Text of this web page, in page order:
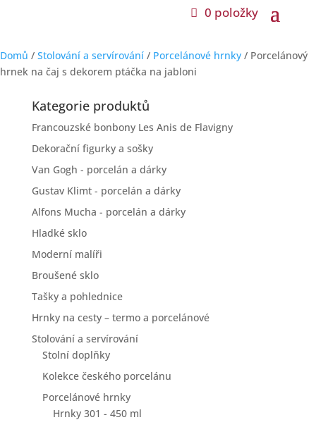
0 položky
0 položky
Domů / Stolování a servírování / Porcelánové hrnky / Porcelánový
hrnek na čaj s dekorem ptáčka na jabloni
Kategorie produktů
Francouzské bonbony Les Anis de Flavigny
Dekorační figurky a sošky
Van Gogh - porcelán a dárky
Gustav Klimt - porcelán a dárky
Alfons Mucha - porcelán a dárky
Hladké sklo
Moderní malíři
Broušené sklo
Tašky a pohlednice
Hrnky na cesty – termo a porcelánové
Stolování a servírování
Stolní doplňky
Kolekce českého porcelánu
Porcelánové hrnky
Hrnky 301 - 450 ml